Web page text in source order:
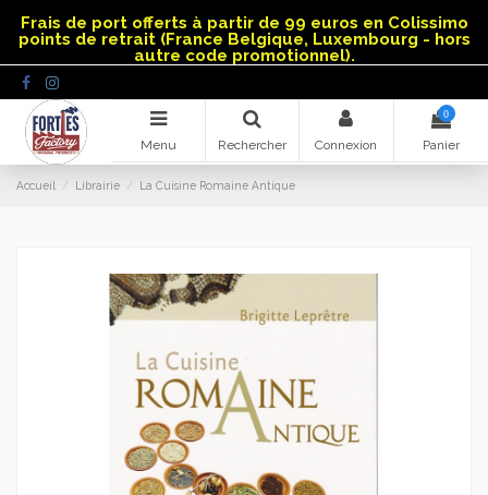
Frais de port offerts à partir de 99 euros en Colissimo
points de retrait (France Belgique, Luxembourg - hors
autre code promotionnel).
Menu Rechercher Connexion
0
Panier
Accueil Librairie La Cuisine Romaine Antique